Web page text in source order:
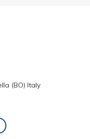
(BO) Italy